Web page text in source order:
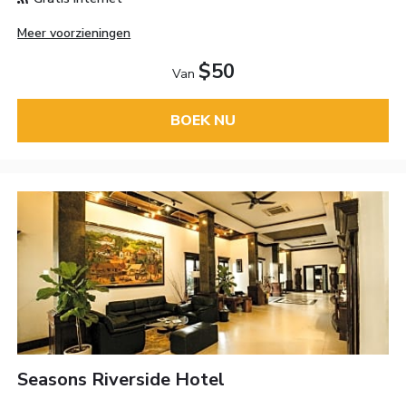
Meer voorzieningen
Van $50
BOEK NU
Seasons Riverside Hotel